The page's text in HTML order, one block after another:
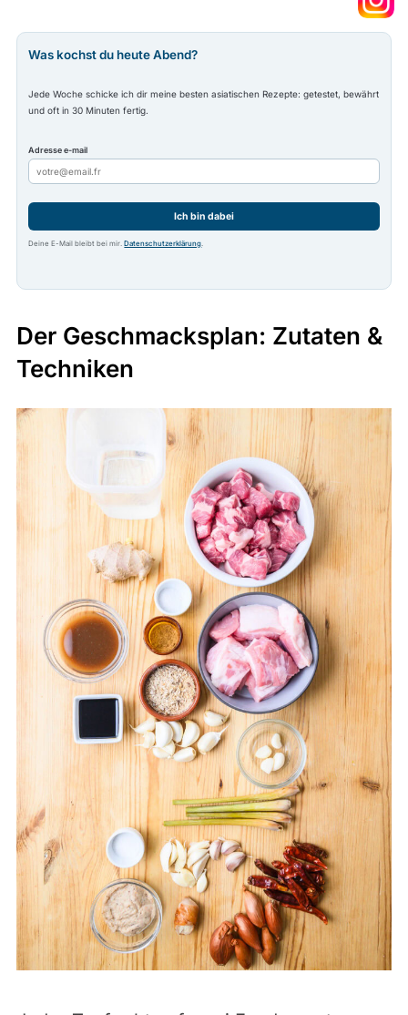
Was kochst du heute Abend?
Jede Woche schicke ich dir meine besten asiatischen Rezepte: getestet, bewährt
und oft in 30 Minuten fertig.
Adresse e-mail
Ich bin dabei
Deine E-Mail bleibt bei mir.Datenschutzerklärung.
Der Geschmacksplan: Zutaten &
Techniken